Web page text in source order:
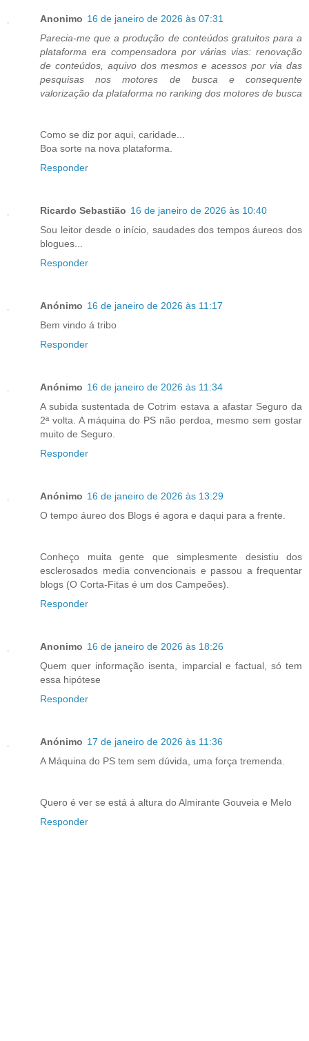
Anonimo 16 de janeiro de 2026 às 07:31
Parecia-me que a produção de conteúdos gratuitos para a
plataforma era compensadora por várias vias: renovação
de conteúdos, aquivo dos mesmos e acessos por via das
pesquisas nos motores de busca e consequente
valorização da plataforma no ranking dos motores de busca
Como se diz por aqui, caridade...
Boa sorte na nova plataforma.
Responder
Ricardo Sebastião 16 de janeiro de 2026 às 10:40
Sou leitor desde o início, saudades dos tempos áureos dos
blogues...
Responder
Anónimo 16 de janeiro de 2026 às 11:17
Bem vindo á tribo
Responder
Anónimo 16 de janeiro de 2026 às 11:34
A subida sustentada de Cotrim estava a afastar Seguro da
2ª volta. A máquina do PS não perdoa, mesmo sem gostar
muito de Seguro.
Responder
Anónimo 16 de janeiro de 2026 às 13:29
O tempo áureo dos Blogs é agora e daqui para a frente.
Conheço muita gente que simplesmente desistiu dos
esclerosados media convencionais e passou a frequentar
blogs (O Corta-Fitas é um dos Campeões).
Responder
Anonimo 16 de janeiro de 2026 às 18:26
Quem quer informação isenta, imparcial e factual, só tem
essa hipótese
Responder
Anónimo 17 de janeiro de 2026 às 11:36
A Máquina do PS tem sem dúvida, uma força tremenda.
Quero é ver se está á altura do Almirante Gouveia e Melo
Responder